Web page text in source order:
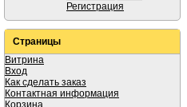
Регистрация
Страницы
Витрина
Вход
Как сделать заказ
Контактная информация
Корзина